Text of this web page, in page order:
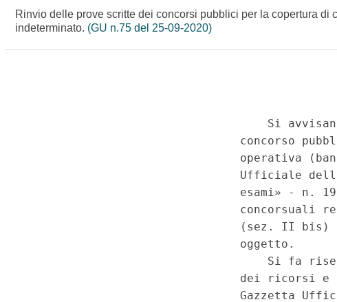
Rinvio delle prove scritte dei concorsi pubblici per la copertura
indeterminato. (GU n.75 del 25-09-2020)